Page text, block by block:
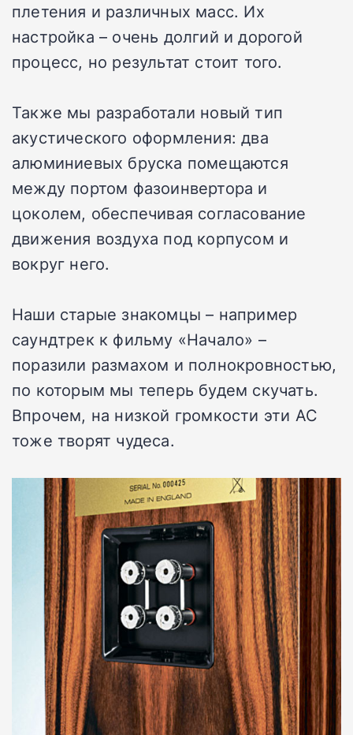
плетения и различных масс. Их
настройка – очень долгий и дорогой
процесс, но результат стоит того.
Также мы разработали новый тип
акустического оформления: два
алюминиевых бруска помещаются
между портом фазоинвертора и
цоколем, обеспечивая согласование
движения воздуха под корпусом и
вокруг него.
Наши старые знакомцы – например
саундтрек к фильму «Начало» –
поразили размахом и полнокровностью,
по которым мы теперь будем скучать.
Впрочем, на низкой громкости эти АС
тоже творят чудеса.